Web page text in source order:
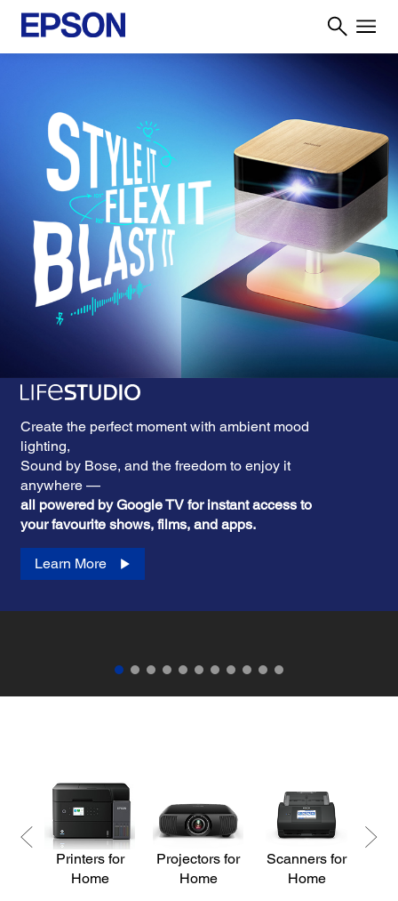
Learn More
Printers for
Home
Projectors for
Home
Scanners for
Home